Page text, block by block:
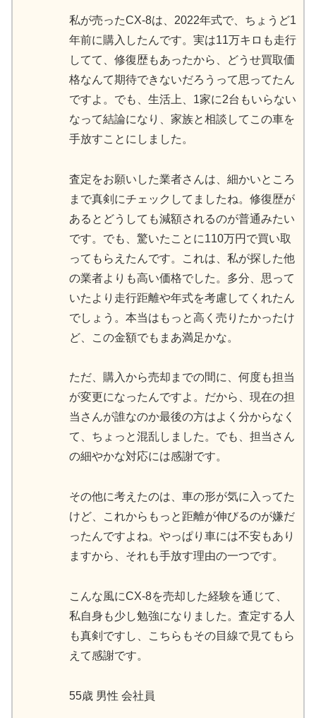
私が売ったCX-8は、2022年式で、ちょうど1
年前に購入したんです。実は11万キロも走行
してて、修復歴もあったから、どうせ買取価
格なんて期待できないだろうって思ってたん
ですよ。でも、生活上、1家に2台もいらない
なって結論になり、家族と相談してこの車を
手放すことにしました。
査定をお願いした業者さんは、細かいところ
まで真剣にチェックしてましたね。修復歴が
あるとどうしても減額されるのが普通みたい
です。でも、驚いたことに110万円で買い取
ってもらえたんです。これは、私が探した他
の業者よりも高い価格でした。多分、思って
いたより走行距離や年式を考慮してくれたん
でしょう。本当はもっと高く売りたかったけ
ど、この金額でもまあ満足かな。
ただ、購入から売却までの間に、何度も担当
が変更になったんですよ。だから、現在の担
当さんが誰なのか最後の方はよく分からなく
て、ちょっと混乱しました。でも、担当さん
の細やかな対応には感謝です。
その他に考えたのは、車の形が気に入ってた
けど、これからもっと距離が伸びるのが嫌だ
ったんですよね。やっぱり車には不安もあり
ますから、それも手放す理由の一つです。
こんな風にCX-8を売却した経験を通じて、
私自身も少し勉強になりました。査定する人
も真剣ですし、こちらもその目線で見てもら
えて感謝です。
55歳 男性 会社員